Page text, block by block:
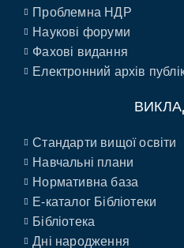
Проблемна НДР
Наукові форуми
Фахові видання
Електронний архів
Стандарти вищої освіти
Навчальні плани
Нормативна база
E-каталог Бібліотеки
Бібліотека
Дні народження